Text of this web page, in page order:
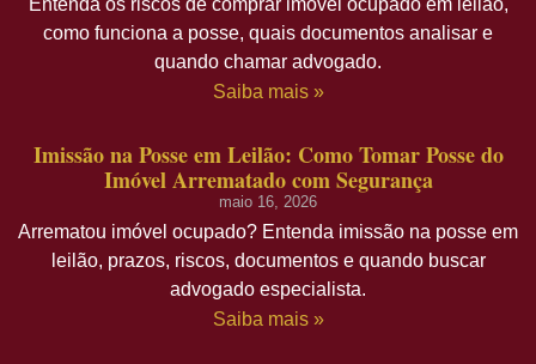
como funciona a posse, quais documentos analisar e
quando chamar advogado.
Saiba mais »
Imissão na Posse em Leilão: Como Tomar Posse do
Imóvel Arrematado com Segurança
maio 16, 2026
Arrematou imóvel ocupado? Entenda imissão na posse em
leilão, prazos, riscos, documentos e quando buscar
advogado especialista.
Saiba mais »